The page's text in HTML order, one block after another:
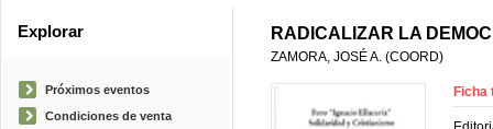
Explorar
Próximos eventos
Condiciones de venta
RADICALIZAR LA
ZAMORA, JOSÉ A. (COORD)
Ficha